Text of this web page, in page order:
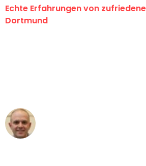
Echte Erfahrungen von
Dortmund